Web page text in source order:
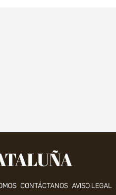
CONTÁCTANOS AVISO LEGAL